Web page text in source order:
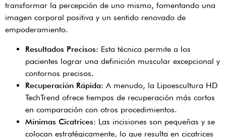
transformar la percepción de uno mismo, fomentando una
imagen corporal positiva y un sentido renovado de
empoderamiento.
Resultados Precisos: Esta técnica permite a los
pacientes lograr una definición muscular excepcional y
contornos precisos.
Recuperación Rápida: A menudo, la Lipoescultura HD
TechTrend ofrece tiempos de recuperación más cortos
en comparación con otros procedimientos.
Mínimas Cicatrices: Las incisiones son pequeñas y se
colocan estratégicamente, lo que resulta en cicatrices